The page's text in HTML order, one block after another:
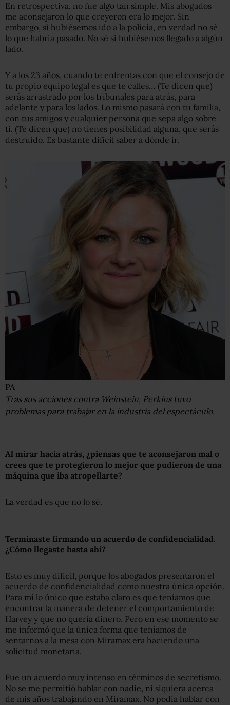
En retrospectiva, no fue algo tan simple. Mis abogados
me aconsejaron lo que creyeron era lo mejor. Sin
embargo, si hubiésemos ido a la policía, en verdad no sé
lo que habría pasado. No sé si hubiésemos llegado a algún
lado.
Y a los 23 años, cuando te enfrentas con que el consejo de
tu propio equipo legal es que te calles… (Te dicen que)
serás arrastrado por los tribunales para atrás, para
adelante y para los lados. Lo mismo pasará con tu familia,
con tus amigos y cualquier persona que sepa algo sobre
ti. (Te dicen que) no tienes posibilidad alguna, que serás
destruido. Es bastante difícil saber a dónde ir.
PA
Tras sus acciones contra Weinstein, Perkins tuvo
problemas para trabajar en la industria del espectáculo.
Al mirar hacia atrás, ¿piensas que te aconsejaron mal o
crees que te protegieron lo mejor que pudieron de una
máquina que iba atropellarte?
La verdad es que no lo sé.
Terminaste firmando un acuerdo de confidencialidad.
¿Cómo llegaste hasta ahí?
Esto es muy difícil, porque los abogados presentaron el
acuerdo de confidencialidad como nuestra única opción.
Para mí lo único que estaba claro es que teníamos que
encontrar la manera de detener el comportamiento de
Harvey y que no quería dinero. Pero en ese momento se
me informó que la única forma que teníamos de
sentarnos a la mesa con Miramax era haciendo una
solicitud monetaria.
Fue un acuerdo muy intenso en términos de secretismo.
No se me permitió hablar con nadie, ni siquiera acerca
de mis años trabajando en Miramax. No podía hablar con